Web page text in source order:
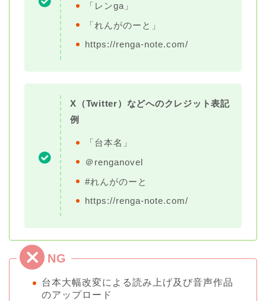
「レンga」
「れんがのーと」
https://renga-note.com/
X（Twitter）などへのクレジット表記
例
「台本名」
＠renganovel
#れんがのーと
https://renga-note.com/
台本大幅改変による読み上げ及び音声作品
のアップロード